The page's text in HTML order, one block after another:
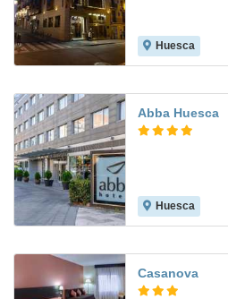
Huesca
Abba Huesca
Huesca
Casanova